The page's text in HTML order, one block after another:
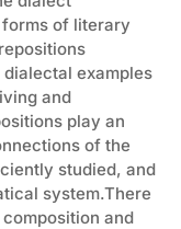
of literary
examples
and
play an
of the
studied, and
system.There
and